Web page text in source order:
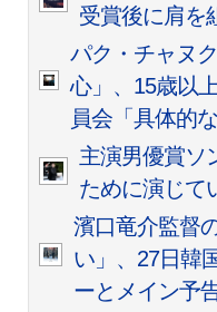
受賞後に肩を
パク・チャヌ
心」、15歳以
員会「具体的
主演男優賞ソ
ために演じて
濱口竜介監督
い」、27日韓
ーとメイン予